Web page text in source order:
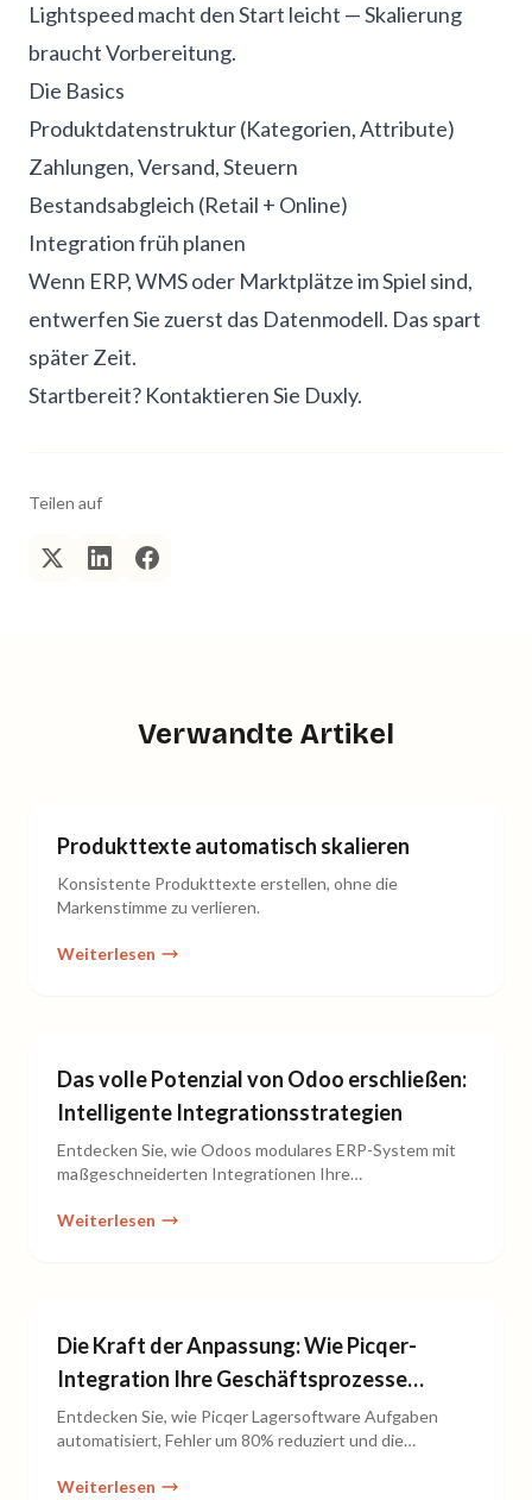
Lightspeed macht den Start leicht — Skalierung
braucht Vorbereitung.
Die Basics
Produktdatenstruktur (Kategorien, Attribute)
Zahlungen, Versand, Steuern
Bestandsabgleich (Retail + Online)
Integration früh planen
Wenn ERP, WMS oder Marktplätze im Spiel sind,
entwerfen Sie zuerst das Datenmodell. Das spart
später Zeit.
Startbereit? Kontaktieren Sie Duxly.
Teilen auf
Verwandte Artikel
Produkttexte automatisch skalieren
Konsistente Produkttexte erstellen, ohne die
Markenstimme zu verlieren.
Weiterlesen
Das volle Potenzial von Odoo erschließen:
Intelligente Integrationsstrategien
Entdecken Sie, wie Odoos modulares ERP-System mit
maßgeschneiderten Integrationen Ihre
Weiterlesen
Die Kraft der Anpassung: Wie Picqer-
Integration Ihre Geschäftsprozesse
verbessert
Entdecken Sie, wie Picqer Lagersoftware Aufgaben
automatisiert, Fehler um 80% reduziert und die
Weiterlesen